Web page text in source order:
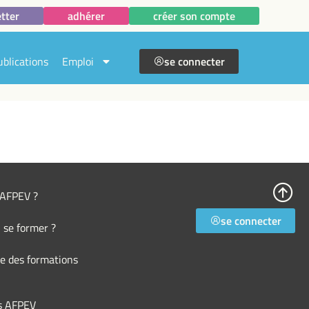
adhérer créer son compte
Emploi se connecter
?
former ?
des formations
se connecter